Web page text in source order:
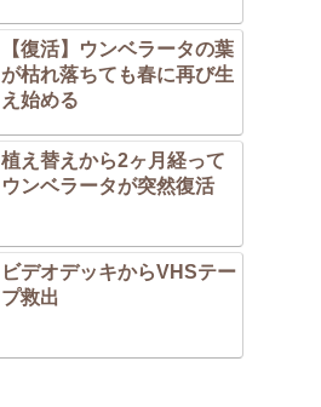
【復活】ウンベラータの葉
が枯れ落ちても春に再び生
え始める
植え替えから2ヶ月経って
ウンベラータが突然復活
ビデオデッキからVHSテー
プ救出